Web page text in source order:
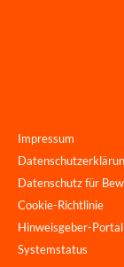
Impressum
Datenschutz für
Cookie-Richtlinie
Hinweisgeber-Portal
Systemstatus